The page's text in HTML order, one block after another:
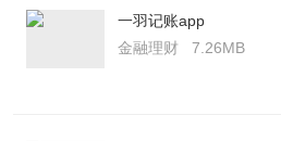
一羽记账app
金融理财
7.26MB